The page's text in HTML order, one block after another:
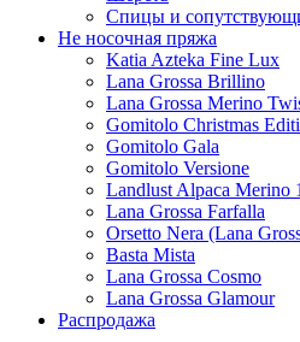
Спицы и
Не носочная пряжа
Katia Azteka Fine Lux
Lana Grossa Brillino
Lana Grossa Merino
Gomitolo Christmas
Gomitolo Gala
Gomitolo Versione
Landlust Alpaca Merino
Lana Grossa Farfalla
Orsetto Nera (Lana
Basta Mista
Lana Grossa Cosmo
Lana Grossa Glamour
Распродажа